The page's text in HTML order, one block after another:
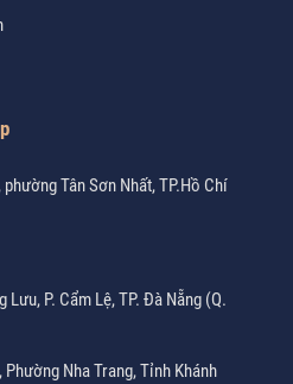
Tân Sơn Nhất, TP.Hồ Chí
Lưu, P. Cẩm Lệ, TP. Đà Nẵng (Q.
Nha Trang, Tỉnh Khánh